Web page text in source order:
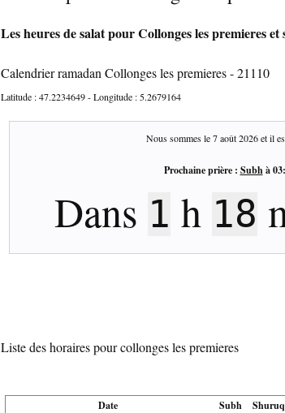
Les heures de salat pour Collonges les premieres et
Calendrier ramadan Collonges les premieres - 21110
Latitude :47.2234649- Longitude : 5.2679164
Nous sommes le7 août 2026et il
Prochaine prière : Subhà
Dans 1 h 18
Liste des horaires pour collonges les premieres
Date Subh